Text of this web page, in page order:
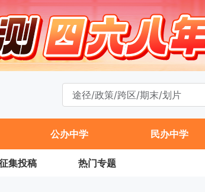
公办中学 民办中学
集投稿 热门专题